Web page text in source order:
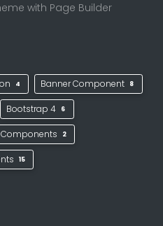
with Page Builder
4 Banner Component 8
Bootstrap 4 6
2
15